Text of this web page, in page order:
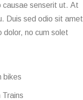
causae senserit ut. At
Duis sed odio sit amet
no cum solet